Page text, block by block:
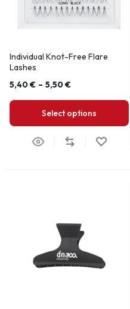
Individual Knot-Free Flare
Lashes
5,40€ – 5,50€
Select options